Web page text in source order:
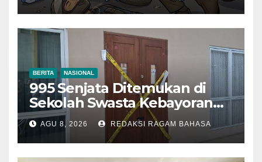
BERITA NASIONAL
995 Senjata Ditemukan di
Sekolah Swasta Kebayoran
Lama, Ada Bunker hingga
Barang Terlarang
AGU 8, 2026 REDAKSI RAGAM BAHASA